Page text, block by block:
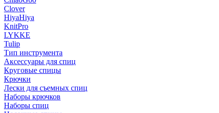
Clover
HiyaHiya
KnitPro
LYKKE
Tulip
Тип инструмента
Аксессуары для спиц
Круговые спицы
Крючки
Лески для съемных спиц
Наборы крючков
Наборы спиц